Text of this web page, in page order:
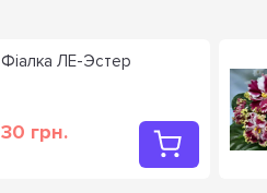
Фіалка ЛЕ-Эстер
30 грн.